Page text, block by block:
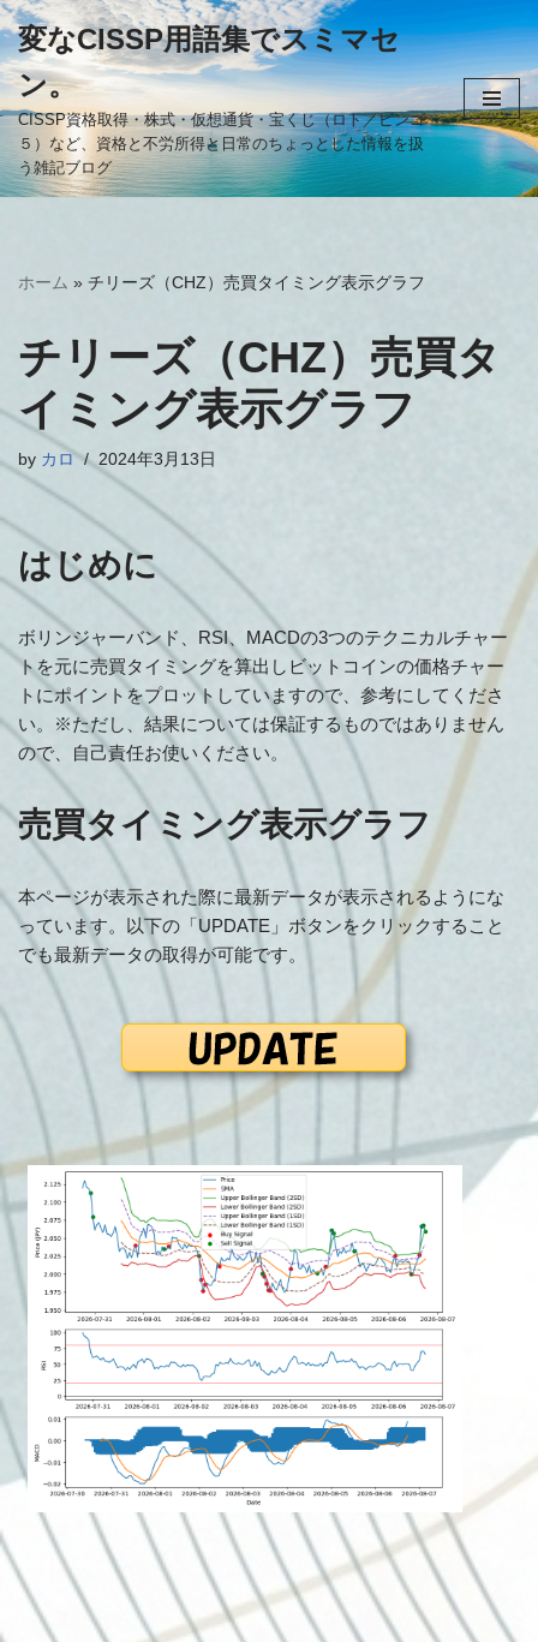
コ
ン
テ
ン
ツ
ッ
変なCISSP用語集でスミマセ
ン。
CISSP資格取得・株式・仮想通貨・宝くじ（ロト／ビンゴ
５）など、資格と不労所得と日常のちょっとした情報を扱
う雑記ブログ
ホーム » チリーズ（CHZ）売買タイミング表示グラフ
チリーズ（CHZ）売買タ
イミング表示グラフ
by カロ 2024年3月13日
はじめに
ボリンジャーバンド、RSI、MACDの3つのテクニカルチャー
トを元に売買タイミングを算出しビットコインの価格チャー
トにポイントをプロットしていますので、参考にしてくださ
い。※ただし、結果については保証するものではありません
ので、自己責任お使いください。
売買タイミング表示グラフ
本ページが表示された際に最新データが表示されるようにな
っています。以下の「UPDATE」ボタンをクリックすること
でも最新データの取得が可能です。